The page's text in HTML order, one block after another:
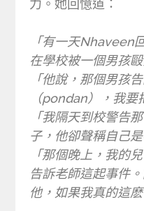
力。她回憶道：
「有一天Nhaveen
在學校被一個男孩毆
「他說，那個男孩
（pondan），我要
「我隔天到校警告
子，他卻聲稱自己
「那個晚上，我的
告訴老師這起事件
他，如果我真的這麽